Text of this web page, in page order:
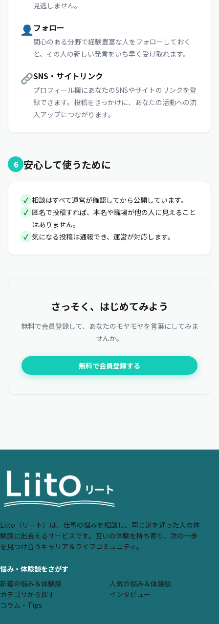
見逃しません。
フォロー
関心のある分野で経験豊富な人をフォローしておく
と、その人の新しい発言をいち早く受け取れます。
SNS・サイトリンク
プロフィール欄にあなたのSNSやサイトのリンクを登
録できます。投稿をきっかけに、あなたの活動への流
入アップにつながります。
6 安心して使うために
✓ 相談はすべて運営が確認してから公開しています。
✓ 匿名で投稿すれば、本名や職場が他の人に見えること
はありません。
✓ 気になる投稿は通報でき、運営が対応します。
さっそく、はじめてみよう
無料で会員登録して、あなたのモヤモヤを言葉にしてみま
せんか。
無料で会員登録する
Liito（リート）は、仕事の悩みを相談し、同じ道を通った人の体
験談に出会えるサービスです。互いの体験を持ち寄り、次の一歩
を見つけ合うキャリア＆ライフコミュニティ。
悩み・体験談をさがす
新着の悩み＆体験談
人気の悩み＆体験談
カテゴリから探す
インタビュー
コラム・Tips